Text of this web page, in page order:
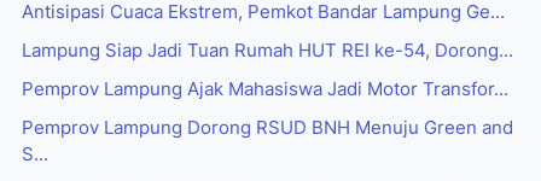
Antisipasi Cuaca Ekstrem, Pemkot Bandar Lampung Ge...
Lampung Siap Jadi Tuan Rumah HUT REI ke-54, Dorong...
Pemprov Lampung Ajak Mahasiswa Jadi Motor Transfor...
Pemprov Lampung Dorong RSUD BNH Menuju Green and
S...